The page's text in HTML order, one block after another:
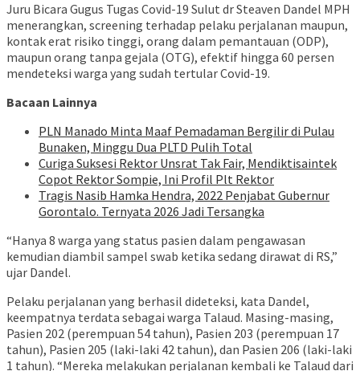
Juru Bicara Gugus Tugas Covid-19 Sulut dr Steaven Dandel MPH
menerangkan, screening terhadap pelaku perjalanan maupun,
kontak erat risiko tinggi, orang dalam pemantauan (ODP),
maupun orang tanpa gejala (OTG), efektif hingga 60 persen
mendeteksi warga yang sudah tertular Covid-19.
Bacaan Lainnya
PLN Manado Minta Maaf Pemadaman Bergilir di Pulau
Bunaken, Minggu Dua PLTD Pulih Total
Curiga Suksesi Rektor Unsrat Tak Fair, Mendiktisaintek
Copot Rektor Sompie, Ini Profil Plt Rektor
Tragis Nasib Hamka Hendra, 2022 Penjabat Gubernur
Gorontalo. Ternyata 2026 Jadi Tersangka
“Hanya 8 warga yang status pasien dalam pengawasan
kemudian diambil sampel swab ketika sedang dirawat di RS,”
ujar Dandel.
Pelaku perjalanan yang berhasil dideteksi, kata Dandel,
keempatnya terdata sebagai warga Talaud. Masing-masing,
Pasien 202 (perempuan 54 tahun), Pasien 203 (perempuan 17
tahun), Pasien 205 (laki-laki 42 tahun), dan Pasien 206 (laki-laki
1 tahun). “Mereka melakukan perjalanan kembali ke Talaud dari